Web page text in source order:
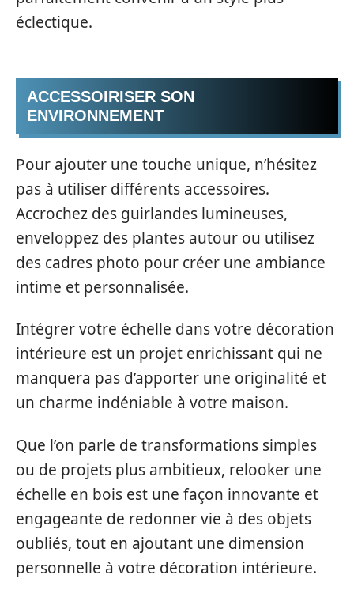
éclectique.
ACCESSOIRISER SON
ENVIRONNEMENT
Pour ajouter une touche unique, n’hésitez
pas à utiliser différents accessoires.
Accrochez des guirlandes lumineuses,
enveloppez des plantes autour ou utilisez
des cadres photo pour créer une ambiance
intime et personnalisée.
Intégrer votre échelle dans votre décoration
intérieure est un projet enrichissant qui ne
manquera pas d’apporter une originalité et
un charme indéniable à votre maison.
Que l’on parle de transformations simples
ou de projets plus ambitieux, relooker une
échelle en bois est une façon innovante et
engageante de redonner vie à des objets
oubliés, tout en ajoutant une dimension
personnelle à votre décoration intérieure.